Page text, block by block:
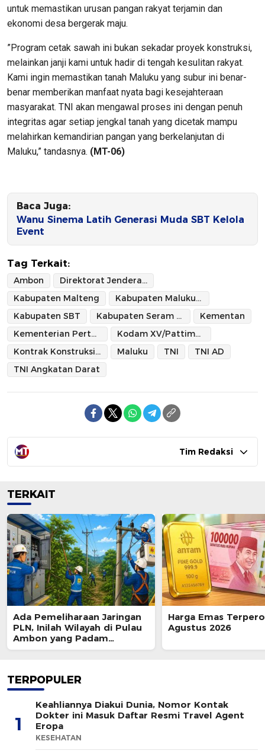
untuk memastikan urusan pangan rakyat terjamin dan
ekonomi desa bergerak maju.
​”Program cetak sawah ini bukan sekadar proyek konstruksi,
melainkan janji kami untuk hadir di tengah kesulitan rakyat.
Kami ingin memastikan tanah Maluku yang subur ini benar-
benar memberikan manfaat nyata bagi kesejahteraan
masyarakat. TNI akan mengawal proses ini dengan penuh
integritas agar setiap jengkal tanah yang dicetak mampu
melahirkan kemandirian pangan yang berkelanjutan di
Maluku,” tandasnya. (MT-06)
Baca Juga:
Wanu Sinema Latih Generasi Muda SBT Kelola
Event
Tag Terkait:
Ambon
Direktorat Jenderal Lahan dan Irigasi Kementerian Pertanian
Kabupaten Malteng
Kabupaten Maluku Tengah
Kabupaten SBT
Kabupaten Seram Bagian Timur
Kementan
Kementerian Pertanian
Kodam XV/Pattimura
Kontrak Konstruksi Cetak Sawah Tahun Anggaran 2026
Maluku TNI
TNI AD
TNI Angkatan Darat
Tim Redaksi
TERKAIT
Ada Pemeliharaan Jaringan
PLN, Inilah Wilayah di Pulau
Ambon yang Padam
Sementara 8 Agustus 2026
Harga Emas
Agustus 2026
TERPOPULER
1
Keahliannya Diakui Dunia, Nomor Kontak
Dokter ini Masuk Daftar Resmi Travel Agent
Eropa
KESEHATAN